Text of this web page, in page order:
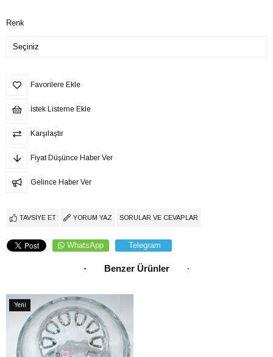
Renk
Favorilere Ekle
İstek Listeme Ekle
Karşılaştır
Fiyat Düşünce Haber Ver
Gelince Haber Ver
TAVSIYE ET YORUM YAZ SORULAR VE CEVAPLAR
WhatsApp Telegram
Benzer Ürünler
Yeni